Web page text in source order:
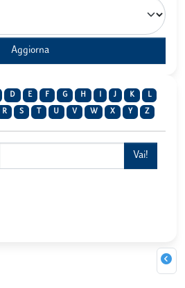
D E F G H J K L
R S U V W X Y Z